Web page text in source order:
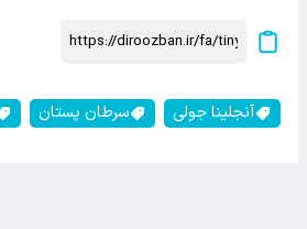
آنجلینا جولی سرطان پستان